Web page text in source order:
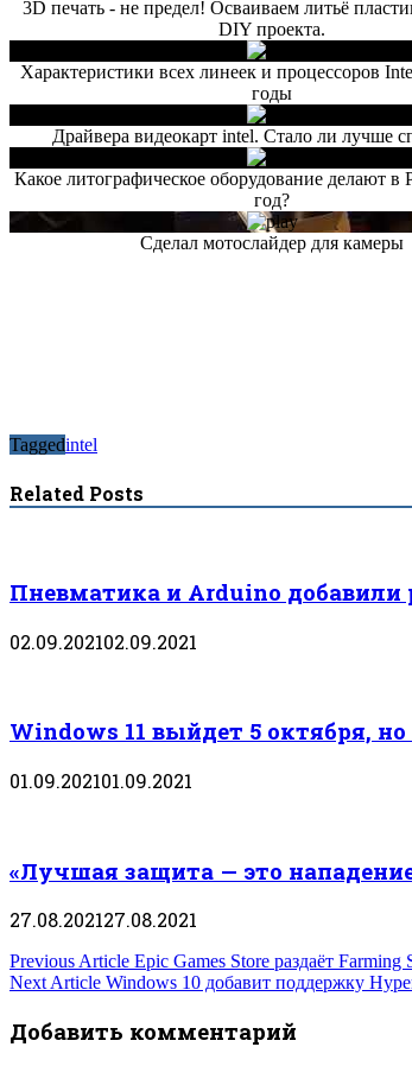
3D печать - не предел! Осваиваем литьё
DIY проекта.
Характеристики всех линеек и процессоров
годы
Драйвера видеокарт intel. Стало ли лучше
Какое литографическое оборудование делают в
год?
Сделал мотослайдер для камеры
Taggedintel
Related Posts
Пневматика и Arduino добавили
02.09.202102.09.2021
Windows 11 выйдет 5 октября,
01.09.202101.09.2021
«Лучшая защита — это
27.08.202127.08.2021
Навигация
записям
Previous Article Epic Games Store раздаёт Farming
Next Article Windows 10 добавит поддержку
Добавить комментарий